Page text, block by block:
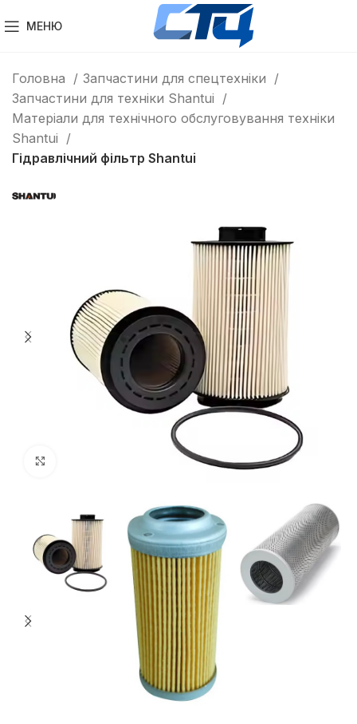
МЕНЮ
Головна
Запчастини для спецтехніки
Запчастини для техніки Shantui
Матеріали для технічного обслуговування техніки
Shantui
Гідравлічний фільтр Shantui
Клацніть, щоб збільшити